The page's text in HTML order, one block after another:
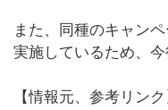
また、同種のキャン
実施しているため、今
【情報元、参考リンク